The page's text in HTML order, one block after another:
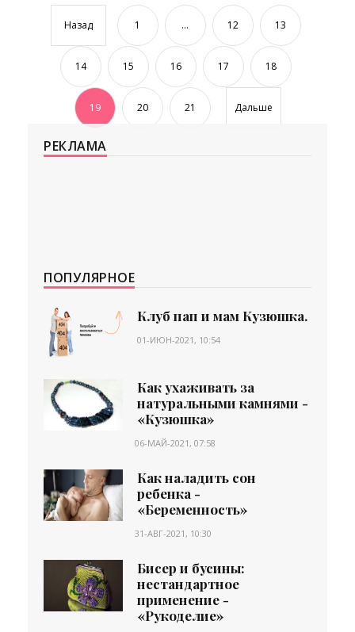
Назад 1 ... 12 13
14 15 16 17 18
19 20 21 Дальше
РЕКЛАМА
ПОПУЛЯРНОЕ
Клуб пап и мам Кузюшка.
01-ИЮН-2021, 10:54
Как ухаживать за
натуральными камнями -
«Кузюшка»
06-МАЙ-2021, 07:58
Как наладить сон
ребенка -
«Беременность»
31-АВГ-2021, 10:30
Бисер и бусины:
нестандартное
применение -
«Рукоделие»